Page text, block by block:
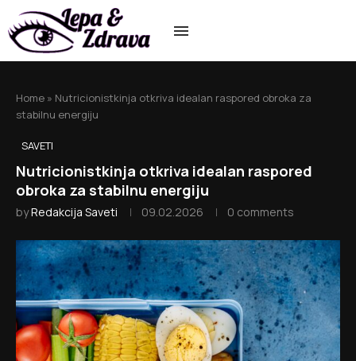
Home » Nutricionistkinja otkriva idealan raspored obroka za
stabilnu energiju
SAVETI
Nutricionistkinja otkriva idealan raspored
obroka za stabilnu energiju
byRedakcija Saveti 09.02.2026 0 comments